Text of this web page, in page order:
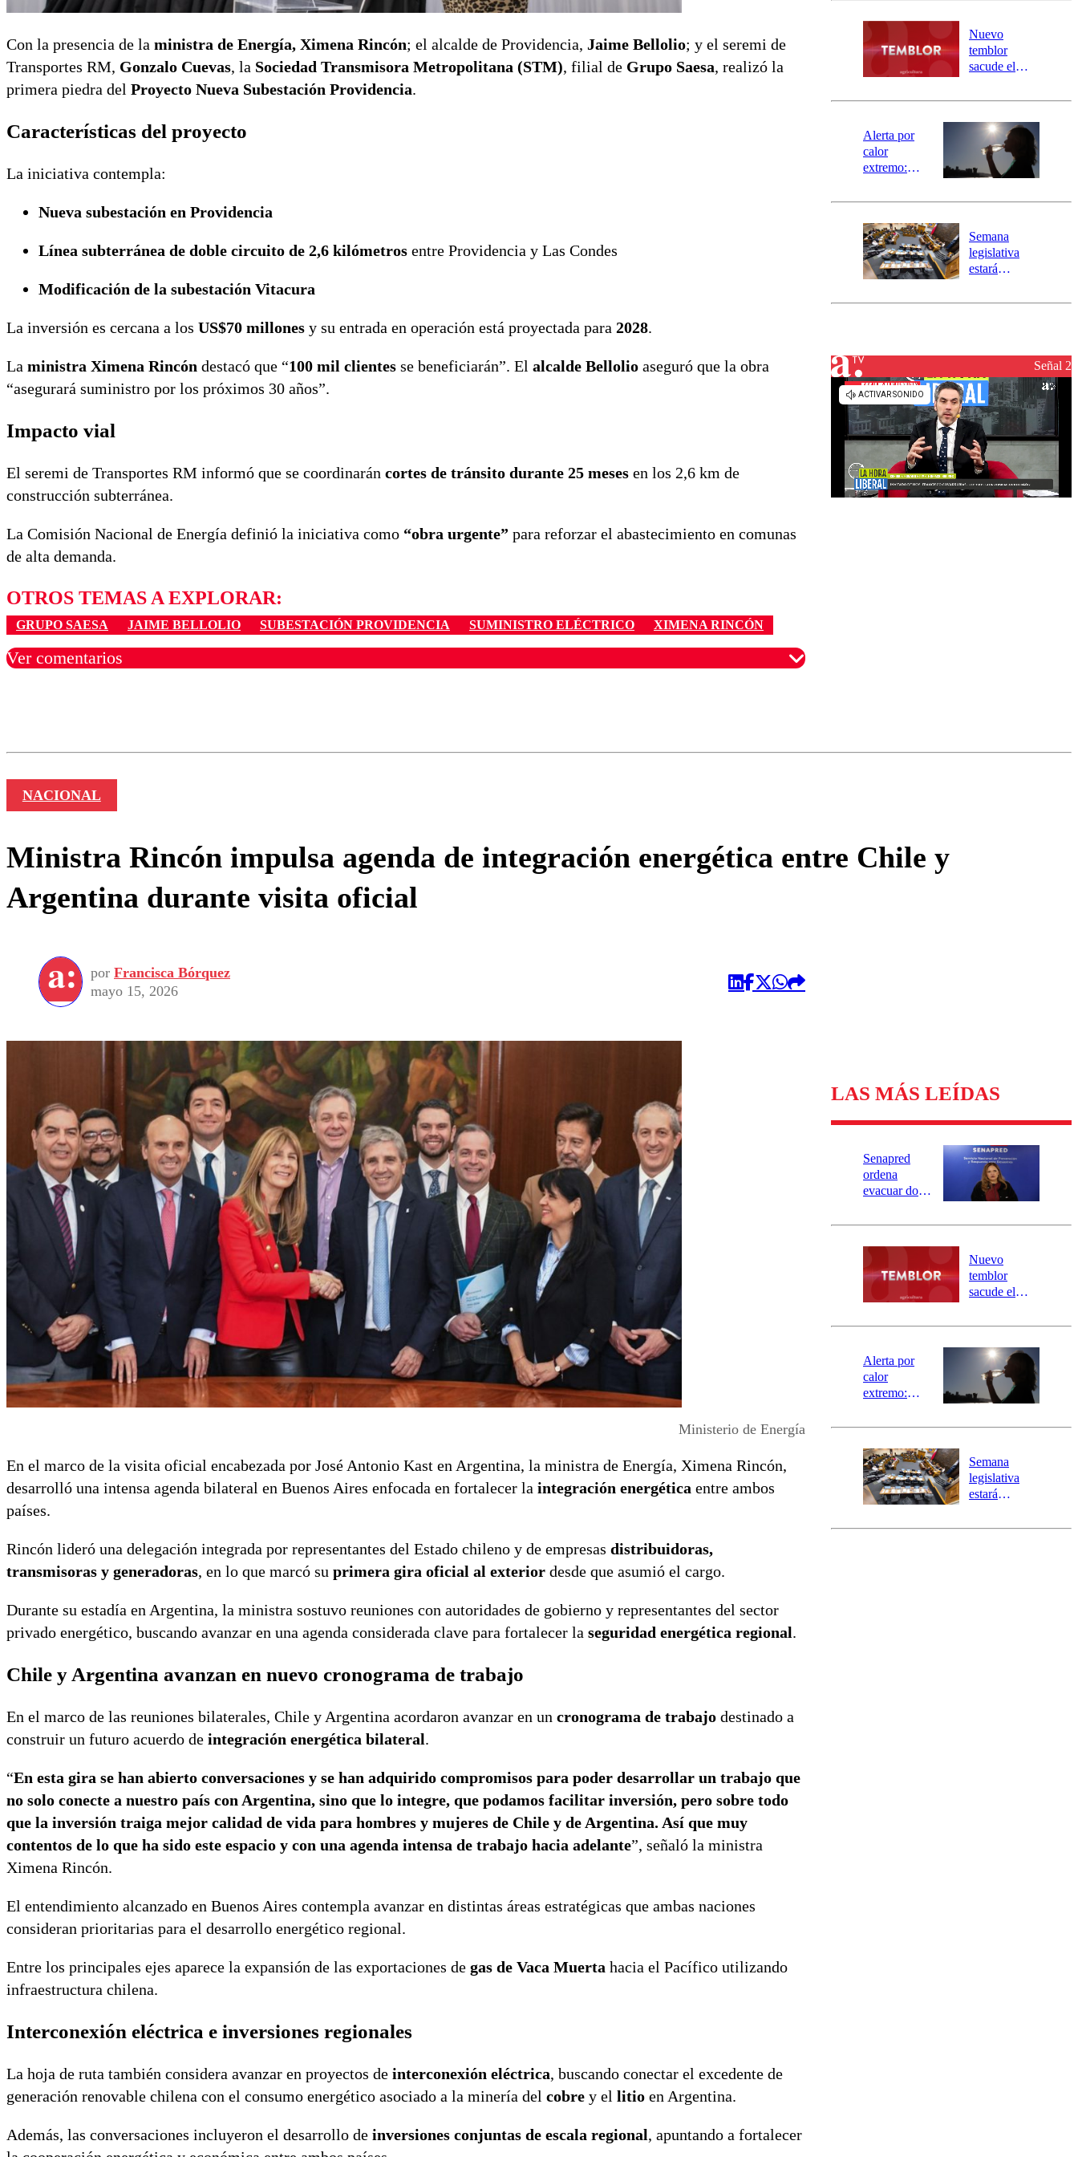
Con la presencia de la ministra de Energía, Ximena Rincón; el alcalde de Providencia, Jaime Bellolio; y el seremi de
Transportes RM, Gonzalo Cuevas, la Sociedad Transmisora Metropolitana (STM), filial de Grupo Saesa, realizó la
primera piedra del Proyecto Nueva Subestación Providencia.
Características del proyecto
La iniciativa contempla:
Nueva subestación en Providencia
Línea subterránea de doble circuito de 2,6 kilómetros entre Providencia y Las Condes
Modificación de la subestación Vitacura
La inversión es cercana a los US$70 millones y su entrada en operación está proyectada para 2028.
La ministra Ximena Rincón destacó que “100 mil clientes se beneficiarán”. El alcalde Bellolio aseguró que la obra
“asegurará suministro por los próximos 30 años”.
Impacto vial
El seremi de Transportes RM informó que se coordinarán cortes de tránsito durante 25 meses en los 2,6 km de
construcción subterránea.
La Comisión Nacional de Energía definió la iniciativa como “obra urgente” para reforzar el abastecimiento en comunas
de alta demanda.
OTROS TEMAS A EXPLORAR:
GRUPO SAESA JAIME BELLOLIO SUBESTACIÓN PROVIDENCIA SUMINISTRO ELÉCTRICO XIMENA RINCÓN
Ver comentarios
río Damas:
activa
mensajería
SAE
Nuevo
temblor
sacude el
revisa la
epicentro
Alerta por
calor
extremo:
activa Alerta
Preventiva en
tres comunas
Semana
legislativa
estará
el fin de la
reconstrucciónSeñal 2
NACIONAL
Ministra Rincón impulsa agenda de integración energética entre Chile y
Argentina durante visita oficial
por Francisca Bórquez
mayo 15, 2026
Ministerio de Energía
En el marco de la visita oficial encabezada por José Antonio Kast en Argentina, la ministra de Energía, Ximena Rincón,
desarrolló una intensa agenda bilateral en Buenos Aires enfocada en fortalecer la integración energética entre ambos
países.
Rincón lideró una delegación integrada por representantes del Estado chileno y de empresas distribuidoras,
transmisoras y generadoras, en lo que marcó su primera gira oficial al exterior desde que asumió el cargo.
Durante su estadía en Argentina, la ministra sostuvo reuniones con autoridades de gobierno y representantes del sector
privado energético, buscando avanzar en una agenda considerada clave para fortalecer la seguridad energética regional.
Chile y Argentina avanzan en nuevo cronograma de trabajo
En el marco de las reuniones bilaterales, Chile y Argentina acordaron avanzar en un cronograma de trabajo destinado a
construir un futuro acuerdo de integración energética bilateral.
“En esta gira se han abierto conversaciones y se han adquirido compromisos para poder desarrollar un trabajo que
no solo conecte a nuestro país con Argentina, sino que lo integre, que podamos facilitar inversión, pero sobre todo
que la inversión traiga mejor calidad de vida para hombres y mujeres de Chile y de Argentina. Así que muy
contentos de lo que ha sido este espacio y con una agenda intensa de trabajo hacia adelante”, señaló la ministra
Ximena Rincón.
El entendimiento alcanzado en Buenos Aires contempla avanzar en distintas áreas estratégicas que ambas naciones
consideran prioritarias para el desarrollo energético regional.
Entre los principales ejes aparece la expansión de las exportaciones de gas de Vaca Muerta hacia el Pacífico utilizando
infraestructura chilena.
Interconexión eléctrica e inversiones regionales
La hoja de ruta también considera avanzar en proyectos de interconexión eléctrica, buscando conectar el excedente de
generación renovable chilena con el consumo energético asociado a la minería del cobre y el litio en Argentina.
Además, las conversaciones incluyeron el desarrollo de inversiones conjuntas de escala regional, apuntando a fortalecer
LAS MÁS LEÍDAS
Senapred
ordena
evacuar dos
Carahue por
río Damas:
activa
mensajería
SAE
Nuevo
temblor
sacude el
revisa la
epicentro
Alerta por
calor
extremo:
activa Alerta
Preventiva en
tres comunas
Semana
legislativa
estará
el fin de la